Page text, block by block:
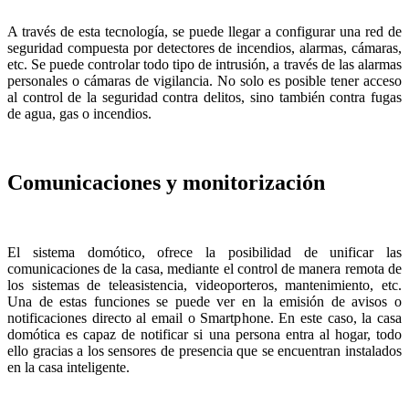
A través de esta tecnología, se puede llegar a configurar una red de
seguridad compuesta por detectores de incendios, alarmas, cámaras,
etc. Se puede controlar todo tipo de intrusión, a través de las alarmas
personales o cámaras de vigilancia. No solo es posible tener acceso
al control de la seguridad contra delitos, sino también contra fugas
de agua, gas o incendios.
Comunicaciones y monitorización
El sistema domótico, ofrece la posibilidad de unificar las
comunicaciones de la casa, mediante el control de manera remota de
los sistemas de teleasistencia, videoporteros, mantenimiento, etc.
Una de estas funciones se puede ver en la emisión de avisos o
notificaciones directo al email o Smartphone. En este caso, la casa
domótica es capaz de notificar si una persona entra al hogar, todo
ello gracias a los sensores de presencia que se encuentran instalados
en la casa inteligente.